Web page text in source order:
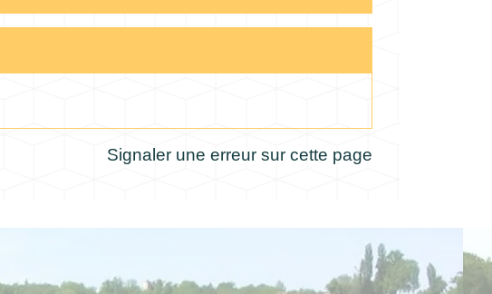
Signaler une erreur sur cette page